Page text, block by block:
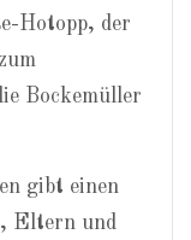
Hotopp, der
Bockemüller
gibt einen
Eltern und